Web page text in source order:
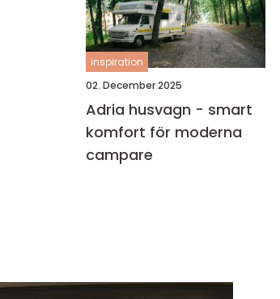
inspiration
02. December 2025
Adria husvagn - smart
komfort för moderna
campare